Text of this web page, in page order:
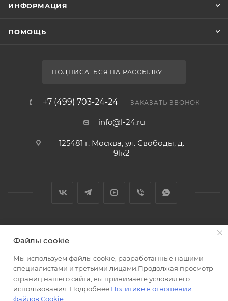
ИНФОРМАЦИЯ
ПОМОЩЬ
ПОДПИСАТЬСЯ НА РАССЫЛКУ
+7 (499) 703-24-24 ЗАКАЗАТЬ ЗВОНОК
info@l-24.ru
125481 г. Москва, ул. Свободы, д.
91к2
Разработка сайта
Файлы cookie
Мы используем файлы cookie, разработанные нашими
специалистами и третьими лицами.Продолжая просмотр
страниц нашего сайта, вы принимаете условия его
использования. Подробнее Политике в отношении
файлов Cookie